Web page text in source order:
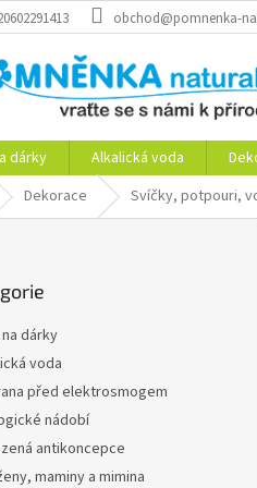
obchod@pomnenka-
dárky Alkalická voda
Dekorace Svíčky, potpouri,
dárky
voda
před elektrosmogem
nádobí
antikoncepce
maminy a mimina